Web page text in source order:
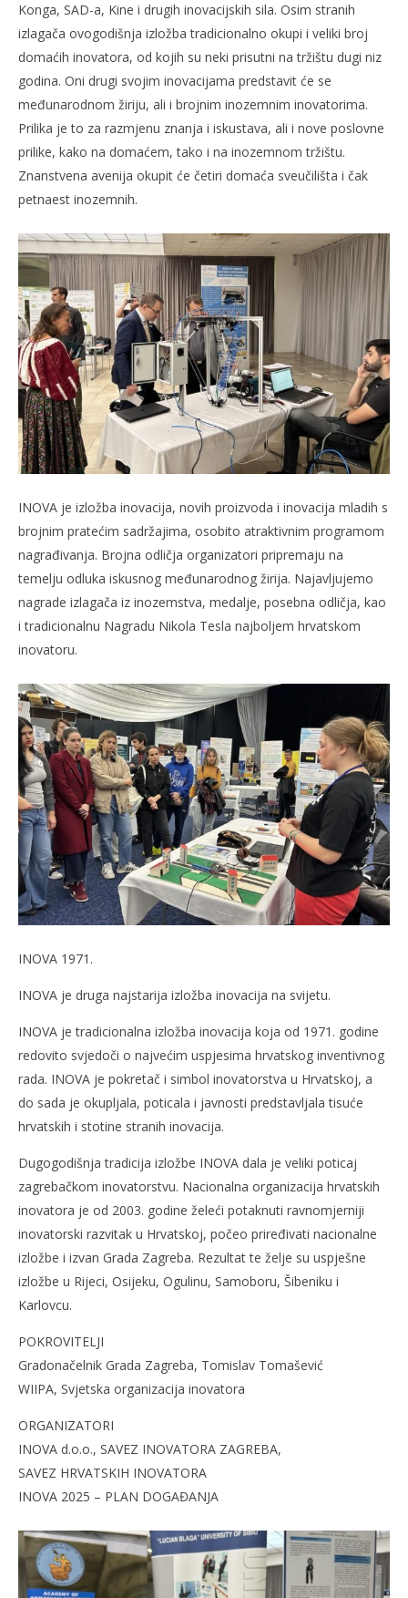
Konga, SAD-a, Kine i drugih inovacijskih sila. Osim stranih
izlagača ovogodišnja izložba tradicionalno okupi i veliki broj
domaćih inovatora, od kojih su neki prisutni na tržištu dugi niz
godina. Oni drugi svojim inovacijama predstavit će se
međunarodnom žiriju, ali i brojnim inozemnim inovatorima.
Prilika je to za razmjenu znanja i iskustava, ali i nove poslovne
prilike, kako na domaćem, tako i na inozemnom tržištu.
Znanstvena avenija okupit će četiri domaća sveučilišta i čak
petnaest inozemnih.
INOVA je izložba inovacija, novih proizvoda i inovacija mladih s
brojnim pratećim sadržajima, osobito atraktivnim programom
nagrađivanja. Brojna odličja organizatori pripremaju na
temelju odluka iskusnog međunarodnog žirija. Najavljujemo
nagrade izlagača iz inozemstva, medalje, posebna odličja, kao
i tradicionalnu Nagradu Nikola Tesla najboljem hrvatskom
inovatoru.
INOVA 1971.
INOVA je druga najstarija izložba inovacija na svijetu.
INOVA je tradicionalna izložba inovacija koja od 1971. godine
redovito svjedoči o najvećim uspjesima hrvatskog inventivnog
rada. INOVA je pokretač i simbol inovatorstva u Hrvatskoj, a
do sada je okupljala, poticala i javnosti predstavljala tisuće
hrvatskih i stotine stranih inovacija.
Dugogodišnja tradicija izložbe INOVA dala je veliki poticaj
zagrebačkom inovatorstvu. Nacionalna organizacija hrvatskih
inovatora je od 2003. godine želeći potaknuti ravnomjerniji
inovatorski razvitak u Hrvatskoj, počeo priređivati nacionalne
izložbe i izvan Grada Zagreba. Rezultat te želje su uspješne
izložbe u Rijeci, Osijeku, Ogulinu, Samoboru, Šibeniku i
Karlovcu.
POKROVITELJI
Gradonačelnik Grada Zagreba, Tomislav Tomašević
WIIPA, Svjetska organizacija inovatora
ORGANIZATORI
INOVA d.o.o., SAVEZ INOVATORA ZAGREBA,
SAVEZ HRVATSKIH INOVATORA
INOVA 2025 – PLAN DOGAĐANJA